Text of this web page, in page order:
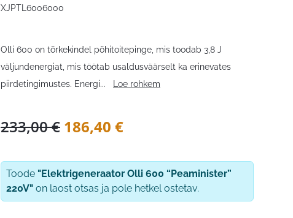
XJPTL6006000
Olli 600 on tõrkekindel põhitoitepinge, mis toodab 3,8 J
väljundenergiat, mis töötab usaldusväärselt ka erinevates
piirdetingimustes. Energi... Loe rohkem
233,00€ Algne
oli:
233,00 €.
186,40 €Praegune
on:
186,40 €.
Toode "Elektrigeneraator Olli 600 “Peaminister”
220V" on laost otsas ja pole hetkel ostetav.